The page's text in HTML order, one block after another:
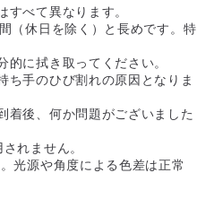
べて異なります。
（休日を除く）と長めです。特
に拭き取ってください。
手のひび割れの原因となりま
着後、何か問題がございました
れません。
光源や角度による色差は正常